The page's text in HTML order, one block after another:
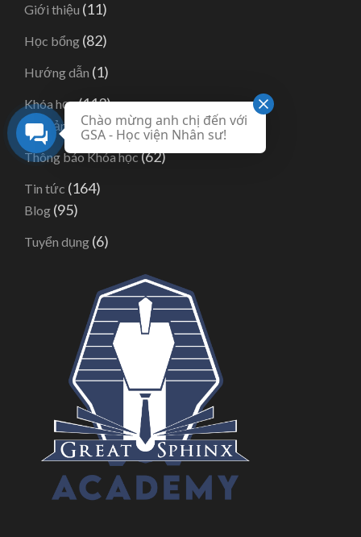
Giới thiệu (11)
Học bổng (82)
Hướng dẫn (1)
Khóa học(113)
Hình ảnh khóa học(32)
Thông báo Khóa học(62)
Tin tức (164)
Blog (95)
Tuyển dụng (6)
Chào mừng anh chị đến với
GSA - Học viện Nhân sư!